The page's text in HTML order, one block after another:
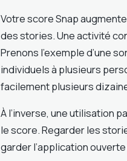
Votre score Snap
des stories. Une activité
Prenons l’exemple d’une
individuels à plusieurs
facilement plusieurs
À l’inverse, une utilisation
le score. Regarder les
garder l’application